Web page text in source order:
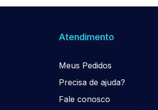
Atendimento
Meus Pedidos
Precisa de ajuda?
Fale conosco